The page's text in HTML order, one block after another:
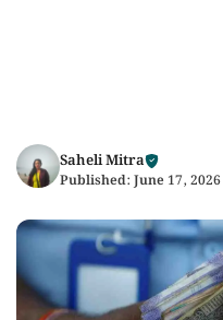
Saheli Mitra
Published: June 17, 2026